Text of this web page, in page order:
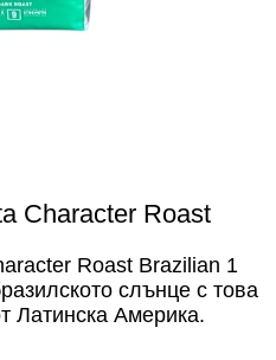
Character Roast
Roast Brazilian 1
слънце с това
Латинска Америка.